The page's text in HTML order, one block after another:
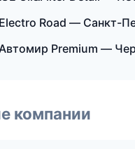
Road — Санкт-
Premium —
компании